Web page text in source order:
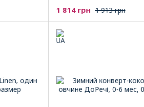
1 913 грн
1 814 грн